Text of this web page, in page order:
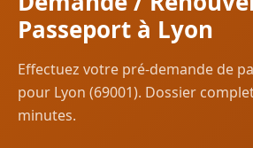
Passeport à Lyon
Effectuez votre pré-demande de
pour Lyon (69001). Dossier
minutes.